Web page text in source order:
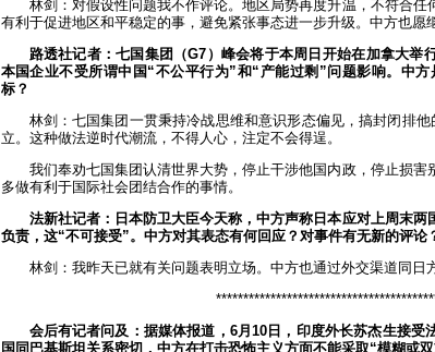
林剑：对假设性问题我不作评论。地区局势再度升温，不符合任
有利于促进地区和平稳定的事，避免紧张事态进一步升级。中方也愿
路透社记者：七国集团（G7）峰会将于本周日开始在加拿大举
本国企业不受所谓中国“不公平行为”和“产能过剩”问题影响。中
标？
林剑：七国集团一贯秉持冷战思维和意识形态偏见，搞封闭排他
立。这种做法逆时代潮流，不得人心，注定不会得逞。
我们奉劝七国集团认清世界大势，停止干涉他国内政，停止损害
多做有利于国际社会团结合作的事情。
法新社记者：日本防卫大臣今天称，中方声称日本应对上周末两
负责，这“不可接受”。中方对其表态有何回应？对事件有无新的评论
林剑：我昨天已就有关问题表明立场。中方也通过外交渠道同日
会后有记者问及：据媒体报道，6月10日，印度外长苏杰生接受
国同巴基斯坦关系密切，中方在打击恐怖主义方面不能采取“模糊或